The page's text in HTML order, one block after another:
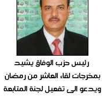
رئيس حزب الوفاق يشيد
بمخرجات لقاء العاشر من رمضان
ويدعو الى تفعيل لجنة المتابعة